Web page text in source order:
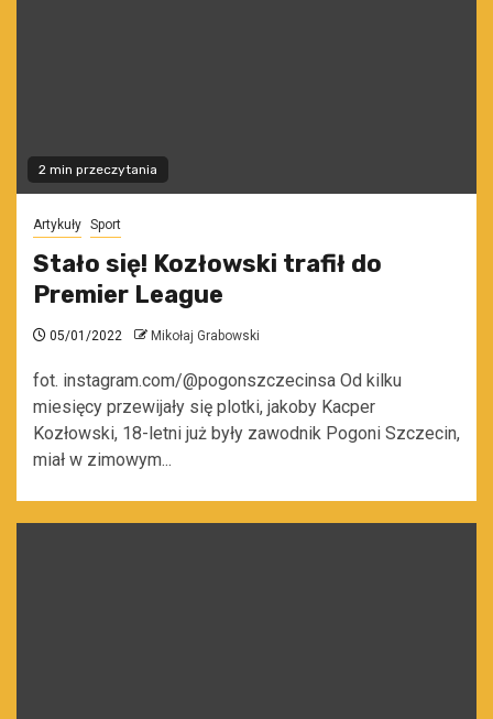
2 min przeczytania
Artykuły Sport
Stało się! Kozłowski trafił do
Premier League
05/01/2022 Mikołaj Grabowski
fot. instagram.com/@pogonszczecinsa Od kilku
miesięcy przewijały się plotki, jakoby Kacper
Kozłowski, 18-letni już były zawodnik Pogoni Szczecin,
miał w zimowym...